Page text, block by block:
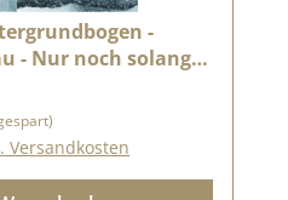
-
- Nur noch solange
Versandkosten